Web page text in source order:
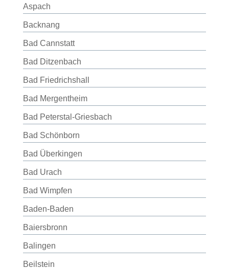
Aspach
Backnang
Bad Cannstatt
Bad Ditzenbach
Bad Friedrichshall
Bad Mergentheim
Bad Peterstal-Griesbach
Bad Schönborn
Bad Überkingen
Bad Urach
Bad Wimpfen
Baden-Baden
Baiersbronn
Balingen
Beilstein